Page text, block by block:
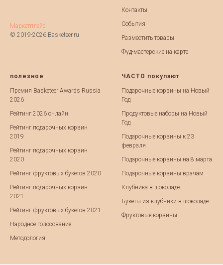
Маркетплейс
© 2019-2026 Basketeer.ru
Контакты
События
Разместить товары
Фуд-мастерские на карте
полезное
Премия Basketeer Awards Russia
2026
Рейтинг 2026 онлайн
Рейтинг подарочных корзин
2019
Рейтинг подарочных корзин
2020
Рейтинг фруктовых букетов 2020
Рейтинг подарочных корзин
2021
Рейтинг фруктовых букетов 2021
Народное голосование
Методология
ЧАСТО покупают
Подарочные корзины на Новый
Год
Продуктовые наборы на Новый
Год
Подарочные корзины к 23
февраля
Подарочные корзины на 8 марта
Подарочные корзины врачам
Клубника в шоколаде
Букеты из клубники в шоколаде
Фруктовые корзины